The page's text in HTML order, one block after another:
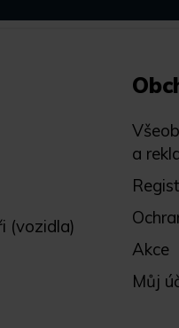
(vozidla)
a
Akce
Můj